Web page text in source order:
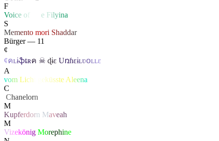
F
Voice of e Filyina
S
Memento mori Shaddar
Bürger — 11
¢
¢คʟɨֆȶʀค ☠ ɖɨɛ Uռɦɛɨʟʋօʟʟɛ
A
vom Lich eküsste Aleena
C
Chanelorn
M
Kupferdorn Maveah
M
Vizekönig Morephine